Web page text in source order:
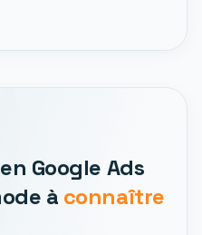
Google Ads
à connaître